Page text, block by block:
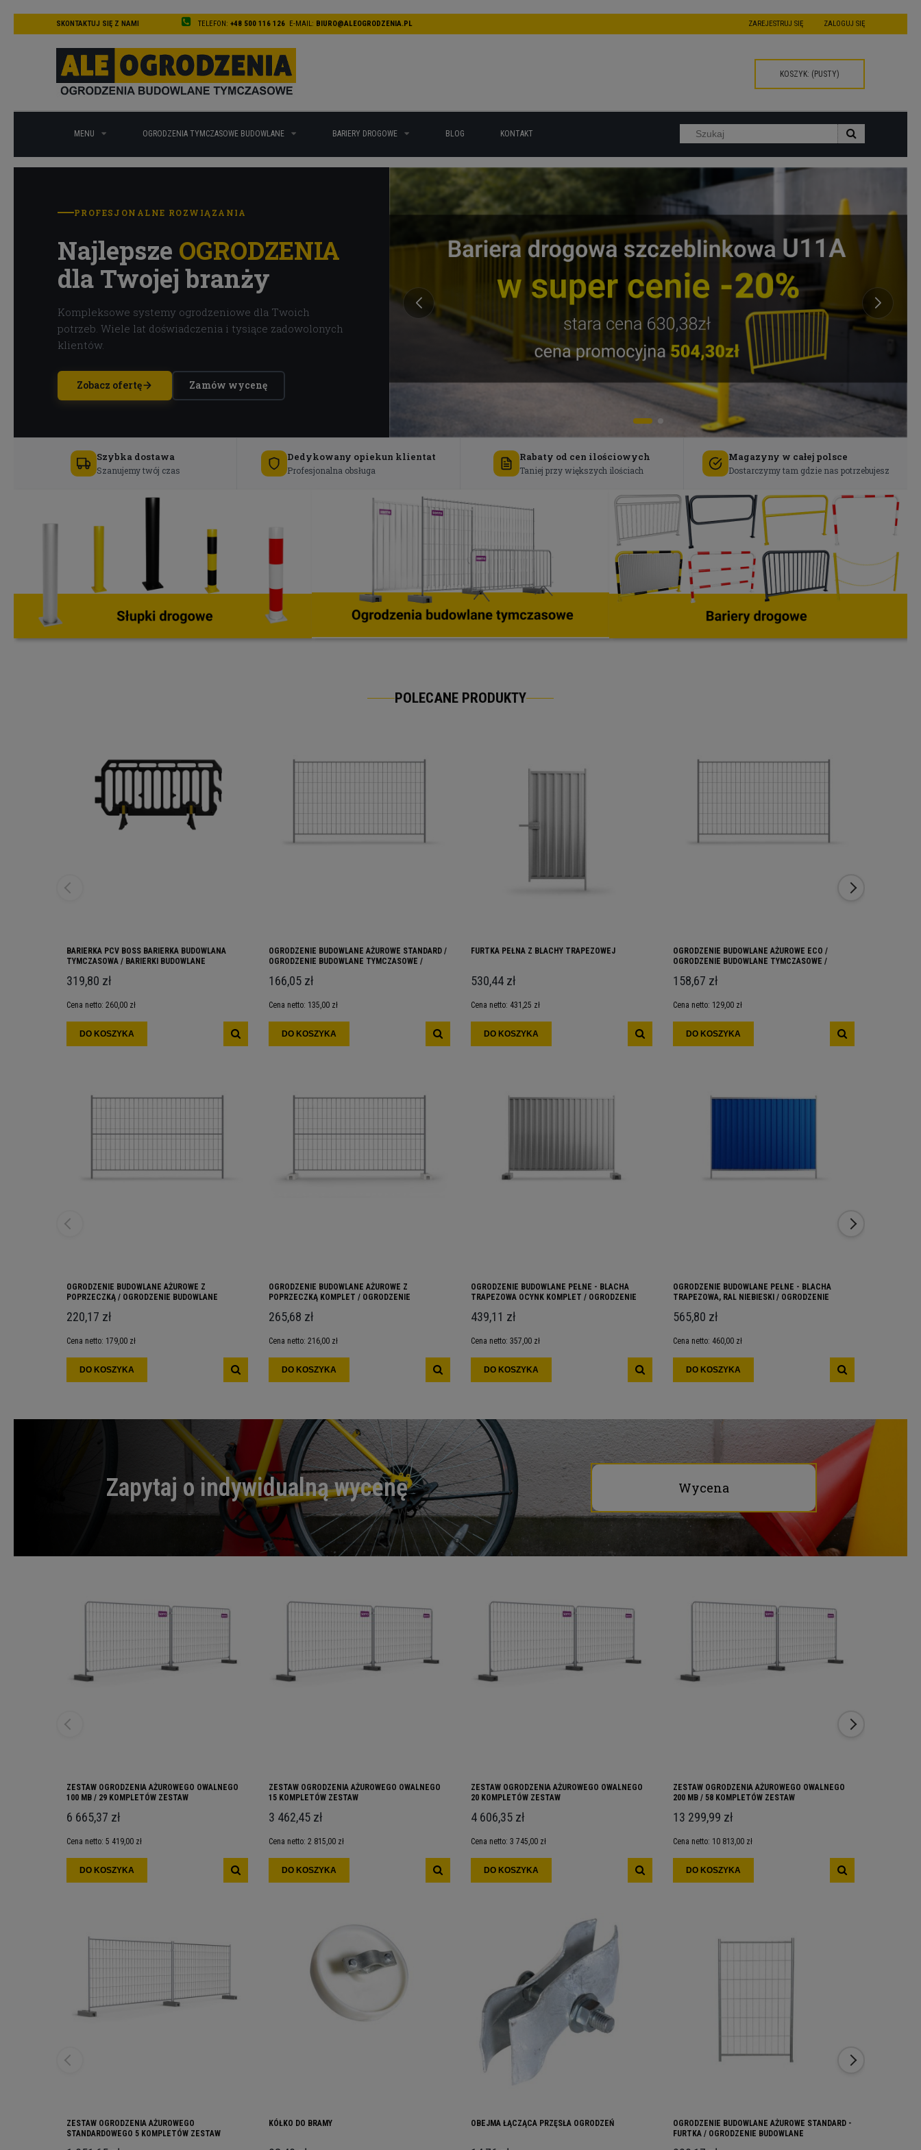
SKONTAKTUJ SIĘ Z NAMI TELEFON: +48 500 116 126 E-MAIL: BIURO@ALEOGRODZENIA.PL ZAREJESTRUJ SIĘ ZALOGUJ SIĘ
KOSZYK: (PUSTY)
MENU OGRODZENIA TYMCZASOWE BUDOWLANE BARIERY DROGOWE BLOG KONTAKT
PROFESJONALNE ROZWIĄZANIA
Najlepsze OGRODZENIA
dla Twojej branży
Kompleksowe systemy ogrodzeniowe dla Twoich
potrzeb. Wiele lat doświadczenia i tysiące zadowolonych
klientów.
Zobacz ofertę Zamów wycenę
Szybka dostawa
Szanujemy twój czas
Dedykowany opiekun klientat
Profesjonalna obsługa
Rabaty od cen ilościowych
Taniej przy większych ilościach
Magazyny w całej polsce
Dostarczymy tam gdzie nas potrzebujesz
POLECANE PRODUKTY
BARIERKA PCV BOSS BARIERKA BUDOWLANA
TYMCZASOWA / BARIERKI BUDOWLANE
319,80 zł
Cena netto: 260,00 zł
DO KOSZYKA
OGRODZENIE BUDOWLANE AŻUROWE STANDARD /
OGRODZENIE BUDOWLANE TYMCZASOWE /
166,05 zł
Cena netto: 135,00 zł
DO KOSZYKA
FURTKA PEŁNA Z BLACHY TRAPEZOWEJ
530,44 zł
Cena netto: 431,25 zł
DO KOSZYKA
OGRODZENIE BUDOWLANE AŻUROWE ECO /
OGRODZENIE BUDOWLANE TYMCZASOWE /
158,67 zł
Cena netto: 129,00 zł
DO KOSZYKA
OGRODZENIE BUDOWLANE AŻUROWE Z
POPRZECZKĄ / OGRODZENIE BUDOWLANE
220,17 zł
Cena netto: 179,00 zł
DO KOSZYKA
OGRODZENIE BUDOWLANE AŻUROWE Z
POPRZECZKĄ KOMPLET / OGRODZENIE
BUDOWLANE / OGRODZENIE BUDOWLANE
265,68 zł
Cena netto: 216,00 zł
DO KOSZYKA
OGRODZENIE BUDOWLANE PEŁNE - BLACHA
TRAPEZOWA OCYNK KOMPLET / OGRODZENIE
BUDOWLANE PEŁNE
439,11 zł
Cena netto: 357,00 zł
DO KOSZYKA
OGRODZENIE BUDOWLANE PEŁNE - BLACHA
TRAPEZOWA, RAL NIEBIESKI / OGRODZENIE
BUDOWLANE PEŁNE
565,80 zł
Cena netto: 460,00 zł
DO KOSZYKA
Zapytaj o indywidualną wycenę Wycena
ZESTAW OGRODZENIA AŻUROWEGO OWALNEGO
100 MB / 29 KOMPLETÓW ZESTAW
6 665,37 zł
Cena netto: 5 419,00 zł
DO KOSZYKA
ZESTAW OGRODZENIA AŻUROWEGO OWALNEGO
15 KOMPLETÓW ZESTAW
3 462,45 zł
Cena netto: 2 815,00 zł
DO KOSZYKA
ZESTAW OGRODZENIA AŻUROWEGO OWALNEGO
20 KOMPLETÓW ZESTAW
4 606,35 zł
Cena netto: 3 745,00 zł
DO KOSZYKA
ZESTAW OGRODZENIA AŻUROWEGO OWALNEGO
200 MB / 58 KOMPLETÓW ZESTAW
13 299,99 zł
Cena netto: 10 813,00 zł
DO KOSZYKA
ZESTAW OGRODZENIA AŻUROWEGO
STANDARDOWEGO 5 KOMPLETÓW ZESTAW
KÓŁKO DO BRAMY OBEJMA ŁĄCZĄCA PRZĘSŁA OGRODZEŃ
OGRODZENIE BUDOWLANE AŻUROWE STANDARD -
FURTKA / OGRODZENIE BUDOWLANE